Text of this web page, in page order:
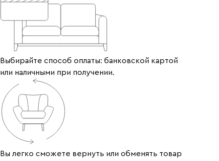
Выбирайте способ оплаты: банковской картой
или наличными при получении.
Вы легко сможете вернуть или обменять товар